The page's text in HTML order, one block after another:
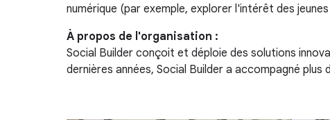
numérique (par exemple, explorer l'intérêt des
À propos de l'organisation :
Social Builder conçoit et déploie des solutions
dernières années, Social Builder a accompagné